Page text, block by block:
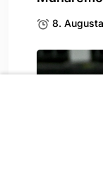
8.